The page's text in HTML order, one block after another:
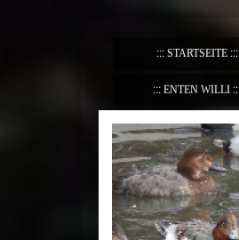
STARTSEITE
ENTEN WILLI